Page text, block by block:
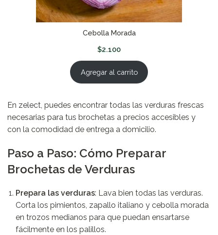
Cebolla Morada
$2.100
Agregar al carrito
En zelect , puedes encontrar todas las verduras frescas
necesarias para tus brochetas a precios accesibles y
con la comodidad de entrega a domicilio.
Paso a Paso: Cómo Preparar
Brochetas de Verduras
Prepara las verduras: Lava bien todas las verduras.
Corta los pimientos, zapallo italiano y cebolla morada
en trozos medianos para que puedan ensartarse
fácilmente en los palillos.